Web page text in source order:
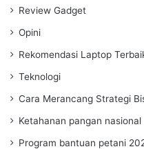
Review Gadget
Opini
Rekomendasi Laptop
Teknologi
Cara Merancang Strategi
Ketahanan pangan nasional
Program bantuan petani